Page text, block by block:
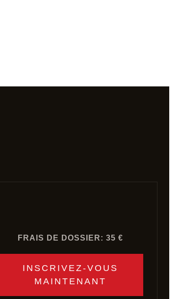
FRAIS DE DOSSIER: 35 €
INSCRIVEZ-VOUS
MAINTENANT